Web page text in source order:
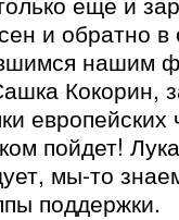
и
нашим
Кокорин,
пойдет!
мы-то
поддержки.